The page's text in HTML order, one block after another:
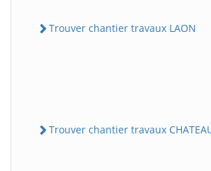
Trouver chantier travaux LAON
Trouver chantier travaux